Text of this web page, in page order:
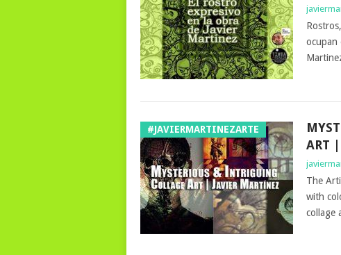
ocupan
#JAVIERMARTINEZARTE
ART
The
with
collage